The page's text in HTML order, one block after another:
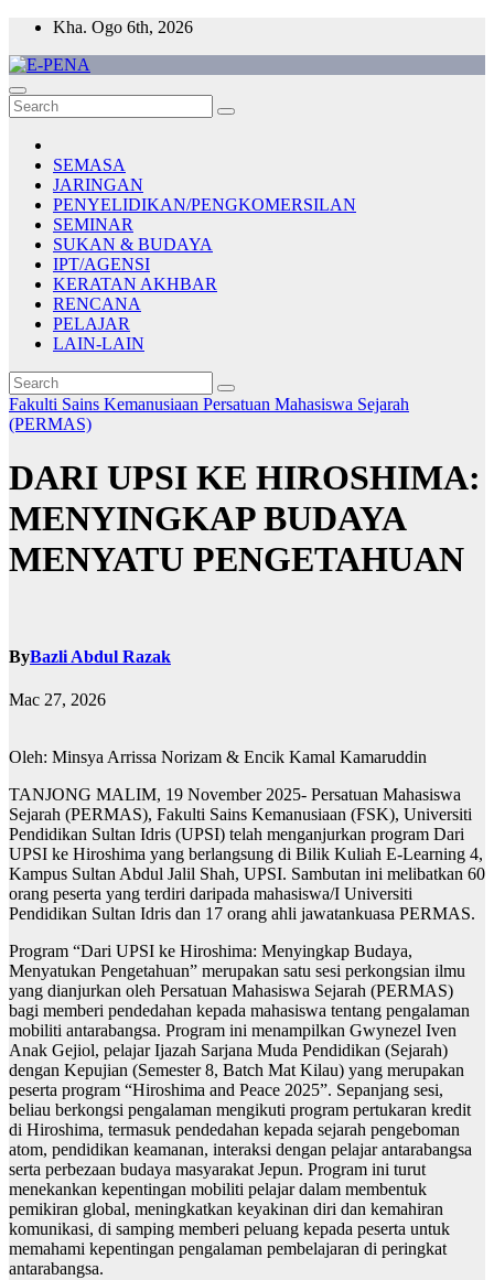
Skip
content
Kha. Ogo 6th, 2026
E-PENA
Berita Digital Terkini
SEMASA
JARINGAN
PENYELIDIKAN/PENGKOMERSILAN
SEMINAR
SUKAN & BUDAYA
IPT/AGENSI
KERATAN AKHBAR
RENCANA
PELAJAR
LAIN-LAIN
Fakulti Sains Kemanusiaan Persatuan Mahasiswa Sejarah
(PERMAS)
DARI UPSI KE HIROSHIMA:
MENYINGKAP BUDAYA
MENYATU PENGETAHUAN
ByBazli Abdul Razak
Mac 27, 2026
Oleh: Minsya Arrissa Norizam & Encik Kamal Kamaruddin
TANJONG MALIM, 19 November 2025- Persatuan Mahasiswa
Sejarah (PERMAS), Fakulti Sains Kemanusiaan (FSK), Universiti
Pendidikan Sultan Idris (UPSI) telah menganjurkan program Dari
UPSI ke Hiroshima yang berlangsung di Bilik Kuliah E-Learning 4,
Kampus Sultan Abdul Jalil Shah, UPSI. Sambutan ini melibatkan 60
orang peserta yang terdiri daripada mahasiswa/I Universiti
Pendidikan Sultan Idris dan 17 orang ahli jawatankuasa PERMAS.
Program “Dari UPSI ke Hiroshima: Menyingkap Budaya,
Menyatukan Pengetahuan” merupakan satu sesi perkongsian ilmu
yang dianjurkan oleh Persatuan Mahasiswa Sejarah (PERMAS)
bagi memberi pendedahan kepada mahasiswa tentang pengalaman
mobiliti antarabangsa. Program ini menampilkan Gwynezel Iven
Anak Gejiol, pelajar Ijazah Sarjana Muda Pendidikan (Sejarah)
dengan Kepujian (Semester 8, Batch Mat Kilau) yang merupakan
peserta program “Hiroshima and Peace 2025”. Sepanjang sesi,
beliau berkongsi pengalaman mengikuti program pertukaran kredit
di Hiroshima, termasuk pendedahan kepada sejarah pengeboman
atom, pendidikan keamanan, interaksi dengan pelajar antarabangsa
serta perbezaan budaya masyarakat Jepun. Program ini turut
menekankan kepentingan mobiliti pelajar dalam membentuk
pemikiran global, meningkatkan keyakinan diri dan kemahiran
komunikasi, di samping memberi peluang kepada peserta untuk
memahami kepentingan pengalaman pembelajaran di peringkat
antarabangsa.